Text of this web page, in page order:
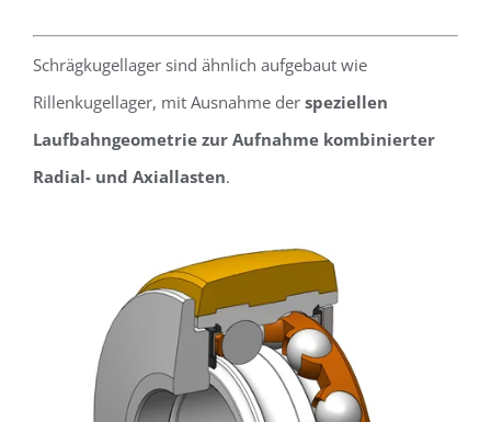
Schrägkugellager sind ähnlich aufgebaut wie
Rillenkugellager, mit Ausnahme der speziellen
Laufbahngeometrie zur Aufnahme kombinierter
Radial- und Axiallasten.